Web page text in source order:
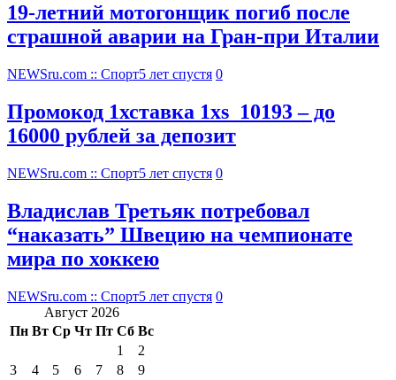
19-летний мотогонщик погиб после
страшной аварии на Гран-при Италии
NEWSru.com :: Спорт5 лет спустя 0
Промокод 1хставка 1xs_10193 – до
16000 рублей за депозит
NEWSru.com :: Спорт5 лет спустя 0
Владислав Третьяк потребовал
“наказать” Швецию на чемпионате
мира по хоккею
NEWSru.com :: Спорт5 лет спустя 0
Август 2026
Пн Вт Ср Чт Пт Сб Вс
1
2
3
4 5 6 7 8
9